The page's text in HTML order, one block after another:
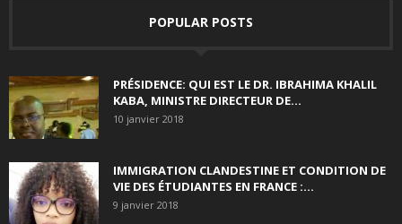
POPULAR POSTS
PRÉSIDENCE: QUI EST LE DR. IBRAHIMA KHALIL
KABA, MINISTRE DIRECTEUR DE...
10 janvier 2018
IMMIGRATION CLANDESTINE ET CONDITION DE
VIE DES ÉTUDIANTES EN FRANCE :...
9 janvier 2018